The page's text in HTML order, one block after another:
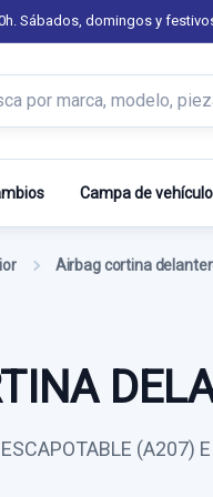
Sábados, domingos y
productos
Campa de
Airbag cortina
(A207)